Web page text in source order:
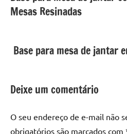
mesa
Mesa
epoxi
mesa
madeira,
Post
Mesas Resinadas
Base para mesa de jantar
Deixe um comentário
O seu endereço de e-mail não
obrigatórios são marcados com